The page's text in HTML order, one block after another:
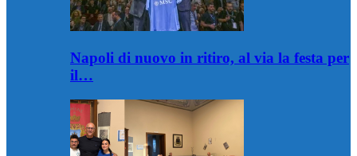
Napoli di nuovo in ritiro, al via la festa per
il…